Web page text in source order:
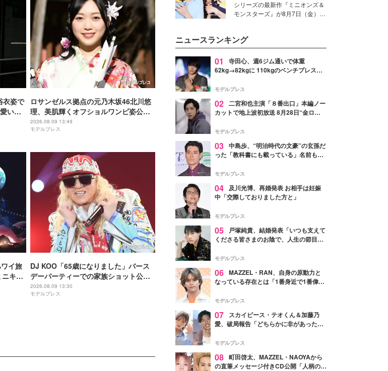
衣姿で
いす
ロサンゼルス拠点の元乃木坂46北川悠
理、美肌輝くオフショルワンピ姿公開
「色白で眩しい」「デコルテ綺麗」と
反響
2026.08.09 13:49
モデルプレス
イ旅
キャ
」
DJ KOO「65歳になりました」バース
デーパーティーでの家族ショット公開
「豪華で素敵なお祝い」「プレゼント
もセンス抜群」の声
2026.08.09 13:30
モデルプレス
気と自信を与え続けている。
だけじゃない“友情と絆”に感
動
シリーズの最新作『ミニオンズ＆
モンスターズ』が8月7日（金）に
デルの宮城舞と島村雄大の特別対
談をお届け！それぞれの視点か
ら、今作ならではの魅力や予想外
の感動をもたらす奥深いストーリ
た。
ニュースランキング
01
寺田心、週6ジム通いで体重
62kg→82kgに 110kgのベンチプレス持
「かっこいい」と反響
モデルプレス
02 二宮和也主演「８番出口」本編ノー
カットで地上波初放送 8月28日“金ロ
モデルプレス
03 中島歩、“明治時代の文豪”の玄孫だ
った「教科書にも載っている」名前も先
モデルプレス
04 及川光博、再婚発表 お相手は妊娠
中「交際しておりました方と」
モデルプレス
05
戸塚純貴、結婚発表「いつも支えて
くださる皆さまのお陰で、人生の節目を
す」【全文】
モデルプレス
06 MAZZEL・RAN、自身の原動力と
なっている存在とは「1番身近で1番偉大
モデルプレス
07
スカイピース・テオくん＆加藤乃
愛、破局報告「どちらかに非があったわ
モデルプレス
08 町田啓太、MAZZEL・NAOYAから
の直筆メッセージ付きCD公開「人柄の良